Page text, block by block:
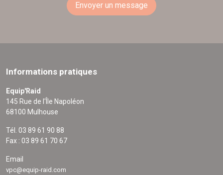
Envoyer un message
Informations pratiques
Equip'Raid
145 Rue de l'Île Napoléon
68100 Mulhouse
Tél. 03 89 61 90 88
Fax : 03 89 61 70 67
Email
vpc@equip-raid.com